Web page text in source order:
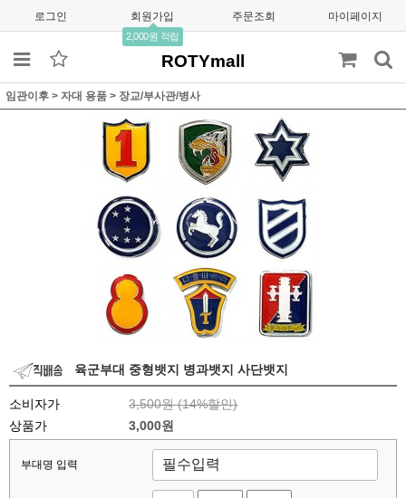
로그인 회원가입
2,000원 적립
주문조회 마이페이지
ROTYmall
임관이후 > 자대 용품 > 장교/부사관/병사
육군부대 중형뱃지 병과뱃지 사단뱃지
소비자가 3,500원 (14%할인)
상품가
3,000원
부대명 입력